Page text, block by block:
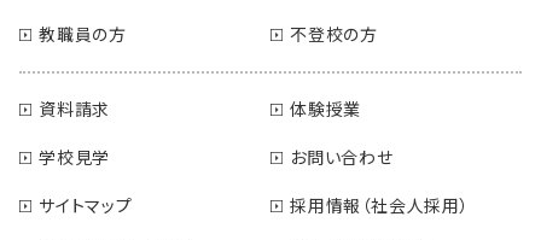
教職員の方
不登校の方
資料請求
体験授業
学校見学
お問い合わせ
サイトマップ
採用情報（社会人採用）